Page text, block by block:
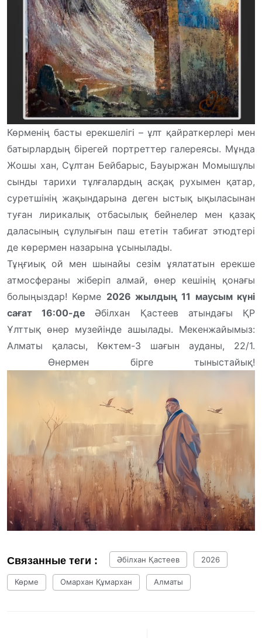
Көрменің басты ерекшелігі – ұлт қайраткерлері мен
батырлардың бірегей портреттер галереясы. Мұнда
Жошы хан, Сұлтан Бейбарыс, Бауыржан Момышұлы
сынды тарихи тұлғалардың асқақ рухымен қатар,
суретшінің жақындарына деген ыстық ықыласынан
туған лирикалық отбасылық бейнелер мен қазақ
даласының сұлулығын паш ететін табиғат этюдтері
де көрермен назарына ұсынылады.
Тұңғиық ой мен шынайы сезім ұялататын ерекше
атмосфераны жіберіп алмай, өнер кешінің қонағы
болыңыздар! Көрме 2026 жылдың 11 маусым күні
сағат 16:00-деӘбілхан Қастеев атындағы ҚР
Ұлттық өнер музейінде ашылады. Мекенжайымыз:
Алматы қаласы, Көктем-3 шағын ауданы, 22/1.
Өнермен бірге тыныстайық!
Связанные теги : Әбілхан Қастеев 2026
Көрме Омархан Құмархан Алматы